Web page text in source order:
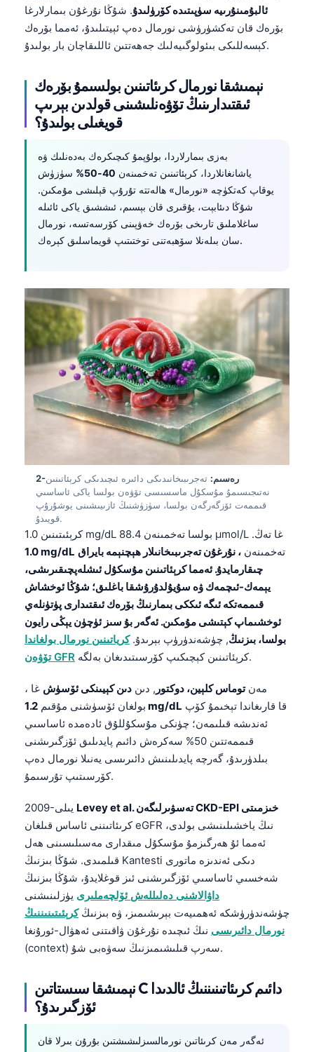
ئالبۇمىنۇرىيە سۈپىتىدە كۆرۈلىدۇ. شۇڭا نۇرغۇن بىمارلارغا
بۆرەك قان تەكشۈرۈشى نورمال دەپ ئېيتىلىدۇ، ئەمما بۆرەك
كېسەللىكى بىئولوگىيەلىك جەھەتتىن ئاللىقاچان بار بولىدۇ.
نېمىشقا نورمال كرىئاتىنىن بولسىمۇ بۆرەك
ئىقتىدارىنىڭ تۆۋەنلىشىنى قولدىن بېرىپ
قويغىلى بولىدۇ؟
بەزى بىمارلاردا، بولۇپمۇ كىچىكرەك بەدەنلىك ۋە
ياشانغانلاردا، كرېئاتىنىن تەخمىنەن 40-50%
سۈزۈش
يوقاپ كەتكۈچە «نورمال» ھالەتتە تۇرۇپ قېلىشى مۇمكىن.
شۇڭا دىئابېت، يۇقىرى قان بېسىم، ئىششىق ياكى ئائىلە
ساغلاملىق تارىخى بۆرەك خەۋپىنى كۆرسەتسە، نورمال
سان بىلەنلا سۆھبەتنى توختىتىپ قويماسلىق كېرەك.
2-رەسىم: تەجرىبىخانىدىكى دائىرە ئىچىدىكى كرېئاتىنىن
نەتىجىسىمۇ مۇسكۇل ماسسىسى تۆۋەن بولسا ياكى ئاساسىي
قىممەت ئۆزگەرگەن بولسا، سۈزۈشنىڭ ئازىيىشىنى يوشۇرۇپ
قويىدۇ.
كرېئىتىنىن 1.0 mg/dL بولسا تەخمىنەن 88.4 µmol/L غا تەڭ.
1.0 mg/dL
تەخمىنەن ، نۇرغۇن تەجرىبىخانىلار ھېچنېمە بايراق
چىقارمايدۇ. ئەمما كرېئاتىنىن مۇسكۇل ئىشلەپچىقىرىشى،
يېمەك-ئىچمەك ۋە سۇيۇلدۇرۇشقا باغلىق؛ شۇڭا ئوخشاش
قىممەتكە ئىگە ئىككى بىمارنىڭ بۆرەك ئىقتىدارى پۈتۈنلەي
ئوخشىماپ كېتىشى مۇمكىن. ئەگەر بۇ سىز ئۈچۈن يېڭى رايون
بولسا، بىزنىڭ, چۈشەندۈرۈپ بېرىدۇ.كرياتىنىن نورمال بولغاندا
تۆۋەن GFR
كرېئاتىنىن كېچىكىپ كۆرسىتىدىغان بەلگە.
، مەنتوماس كلېين، دوكتور , دىن دىن كېيىنكى ئۆسۈش غا
بولغان ئۆسۈشنى مۇقىم 1.2 mg/dL
ئەندىشە قىلىمەن؛ چۈنكى مۇسكۇللۇق ئادەمدە ئاساسىي
قىممەتتىن 50% سەكرەش دائىم پايدىلىق ئۆزگىرىشنى
بىلدۈرىدۇ، گەرچە پايدىلىنىش دائىرىسى يەنىلا نورمال دەپ
كۆرسىتىپ تۇرسىمۇ.
Levey et al. تەسۋىرلىگەن CKD-EPI خىزمىتى
كرىئاتىننى ئاساس قىلغان eGFR نىڭ ياخشىلىنىشى بولدى،
ئەمما ئۇ ھەرگىزمۇ مۇسكۇل مىقدارى مەسىلىسىنى ھەل
قىلمىدى. شۇڭا بىزنىڭ Kantesti دىكى ئەندىزە ماتورى
شەخسىي ئاساسىي ئۆزگىرىشنى ئىز قوغلايدۇ، شۇڭا بىزنىڭ
داۋالاشنى دەلىللەش ئۆلچەملىرى يۈزلىنىشنى
چۈشەندۈرۈشكە ئەھمىيەت بېرىشىمىز، ۋە بىزنىڭكرېئىتىنىننىڭ
نورمال دائىرىسى نىڭ ئىچىدە نۇرغۇن ۋاقىتنى ئەھۋال-ئورۇنغا
(context) سەرپ قىلىشىمىزنىڭ سەۋەبى شۇ.
نېمىشقا سىستاتىن C دائىم كرىئاتىنىننىڭ ئالدىدا
ئۆزگىرىدۇ؟
ئەگەر مەن كرىئاتىن نورمالسىزلىشىشتىن بۇرۇن بىرلا قان